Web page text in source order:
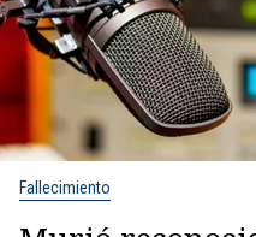
Fallecimiento